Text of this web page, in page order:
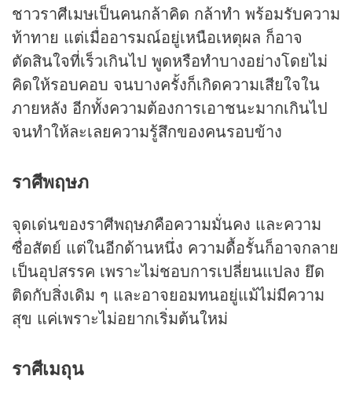
ชาวราศีเมษเป็นคนกล้าคิด กล้าทำ พร้อมรับความ
ท้าทาย แต่เมื่ออารมณ์อยู่เหนือเหตุผล ก็อาจ
ตัดสินใจที่เร็วเกินไป พูดหรือทำบางอย่างโดยไม่
คิดให้รอบคอบ จนบางครั้งก็เกิดความเสียใจใน
ภายหลัง อีกทั้งความต้องการเอาชนะมากเกินไป
จนทำให้ละเลยความรู้สึกของคนรอบข้าง
ราศีพฤษภ
จุดเด่นของราศีพฤษภคือความมั่นคง และความ
ซื่อสัตย์ แต่ในอีกด้านหนึ่ง ความดื้อรั้นก็อาจกลาย
เป็นอุปสรรค เพราะไม่ชอบการเปลี่ยนแปลง ยึด
ติดกับสิ่งเดิม ๆ และอาจยอมทนอยู่แม้ไม่มีความ
สุข แค่เพราะไม่อยากเริ่มต้นใหม่
ราศีเมถุน